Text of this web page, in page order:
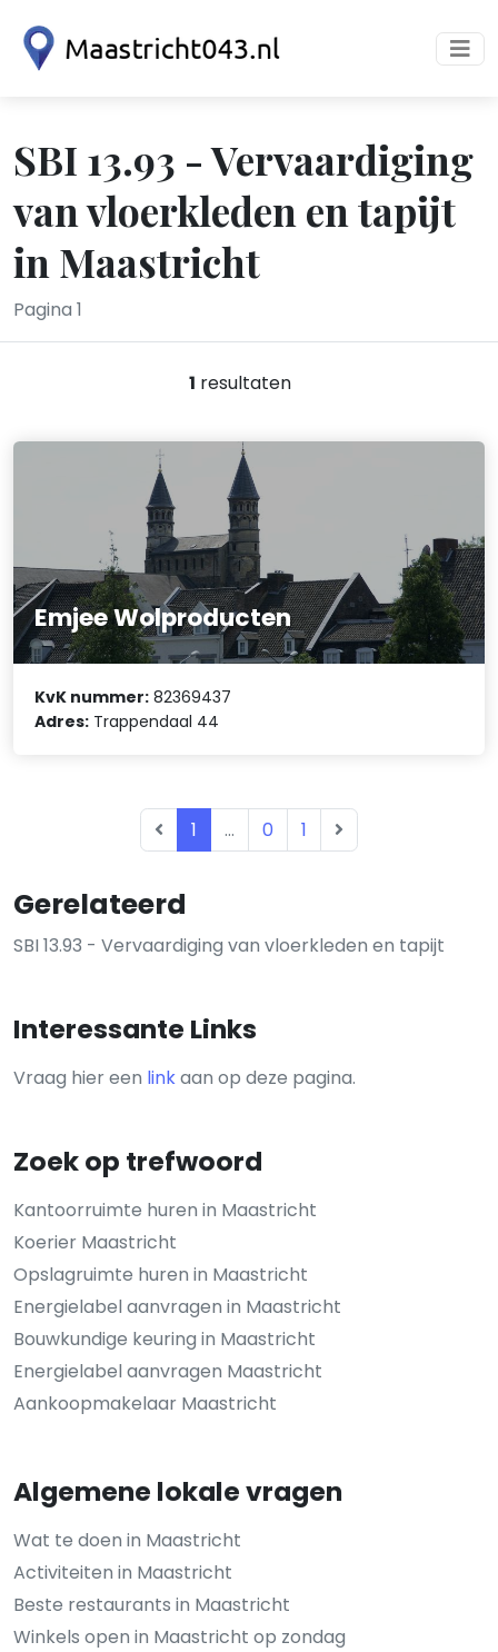
SBI 13.93 - Vervaardiging
van vloerkleden en tapijt
in Maastricht
Pagina 1
Gerelateerd
SBI 13.93 - Vervaardiging van vloerkleden en tapijt
Interessante Links
Vraag hier een linkaan op deze pagina.
Zoek op trefwoord
Kantoorruimte huren in Maastricht
Koerier Maastricht
Opslagruimte huren in Maastricht
Energielabel aanvragen in Maastricht
Bouwkundige keuring in Maastricht
Energielabel aanvragen Maastricht
Aankoopmakelaar Maastricht
Algemene lokale vragen
Wat te doen in Maastricht
Activiteiten in Maastricht
Beste restaurants in Maastricht
Winkels open in Maastricht op zondag
1 resultaten
Emjee Wolproducten
KvK nummer: 82369437
Adres: Trappendaal 44
1 ... 0 1